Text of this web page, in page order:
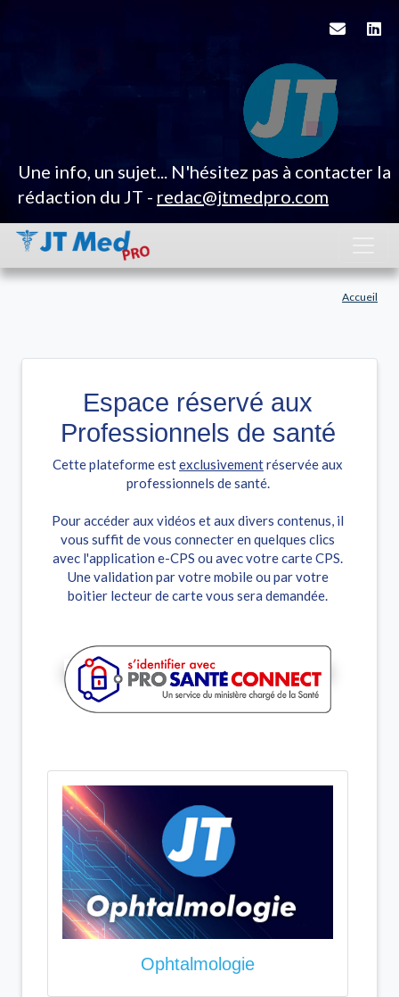
Une info, un sujet... N'hésitez pas à contacter la
rédaction du JT - redac@jtmedpro.com
Accueil
Espace réservé aux
Professionnels de santé
Cette plateforme estexclusivementréservée aux
professionnels de santé.
Pour accéder aux vidéos et aux divers contenus, il
vous suffit de vous connecter en quelques clics
avec l'application e-CPS ou avec votre carte CPS.
Une validation par votre mobile ou par votre
boitier lecteur de carte vous sera demandée.
Ophtalmologie